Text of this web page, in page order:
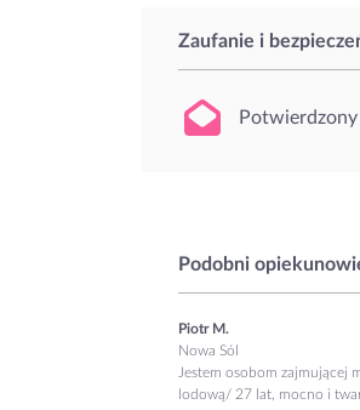
Zaufanie i
Potwierdzony
Podobni
Piotr M.
Nowa Sól
Jestem osobom zajmującej
lodową/ 27 lat, mocno i